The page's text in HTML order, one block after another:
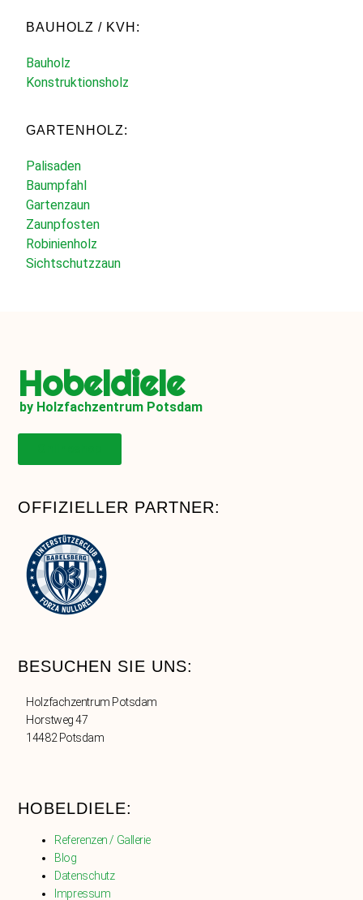
BAUHOLZ / KVH:
Bauholz
Konstruktionsholz
GARTENHOLZ:
Palisaden
Baumpfahl
Gartenzaun
Zaunpfosten
Robinienholz
Sichtschutzzaun
Hobeldiele
by Holzfachzentrum Potsdam
OFFIZIELLER PARTNER:
BESUCHEN SIE UNS:
Holzfachzentrum Potsdam
Horstweg 47
14482 Potsdam
HOBELDIELE:
Referenzen / Gallerie
Blog
Datenschutz
Impressum